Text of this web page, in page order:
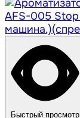
Быстрый просмотр